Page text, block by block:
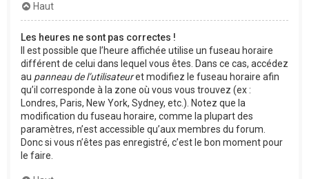
Haut
Les heures ne sont pas correctes !
Il est possible que l’heure affichée utilise un fuseau horaire
différent de celui dans lequel vous êtes. Dans ce cas, accédez
au panneau de l’utilisateuret modifiez le fuseau horaire afin
qu’il corresponde à la zone où vous vous trouvez (ex :
Londres, Paris, New York, Sydney, etc.). Notez que la
modification du fuseau horaire, comme la plupart des
paramètres, n’est accessible qu’aux membres du forum.
Donc si vous n’êtes pas enregistré, c’est le bon moment pour
le faire.